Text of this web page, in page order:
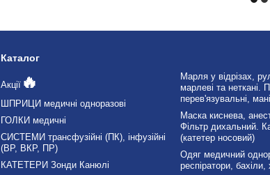
Каталог
Акції🔥
ШПРИЦИ медичні одноразові
ГОЛКИ медичні
СИСТЕМИ трансфузійні (ПК), інфузійні
(ВР, ВКР, ПР)
КАТЕТЕРИ Зонди Канюлі
Марля у відрізах,
марлеві та неткані.
перев'язувальні,
Маска киснева,
Фільтр дихальний.
(катетер носовий)
Одяг медичний
респіратори,